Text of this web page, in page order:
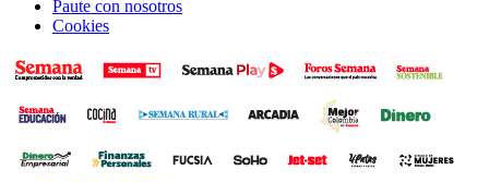
Paute con nosotros
Cookies